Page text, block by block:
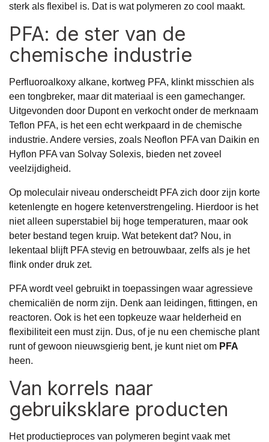
sterk als flexibel is. Dat is wat polymeren zo cool maakt.
PFA: de ster van de
chemische industrie
Perfluoroalkoxy alkane, kortweg PFA, klinkt misschien als
een tongbreker, maar dit materiaal is een gamechanger.
Uitgevonden door Dupont en verkocht onder de merknaam
Teflon PFA, is het een echt werkpaard in de chemische
industrie. Andere versies, zoals Neoflon PFA van Daikin en
Hyflon PFA van Solvay Solexis, bieden net zoveel
veelzijdigheid.
Op moleculair niveau onderscheidt PFA zich door zijn korte
ketenlengte en hogere ketenverstrengeling. Hierdoor is het
niet alleen superstabiel bij hoge temperaturen, maar ook
beter bestand tegen kruip. Wat betekent dat? Nou, in
lekentaal blijft PFA stevig en betrouwbaar, zelfs als je het
flink onder druk zet.
PFA wordt veel gebruikt in toepassingen waar agressieve
chemicaliën de norm zijn. Denk aan leidingen, fittingen, en
reactoren. Ook is het een topkeuze waar helderheid en
flexibiliteit een must zijn. Dus, of je nu een chemische plant
runt of gewoon nieuwsgierig bent, je kunt niet om PFA
heen.
Van korrels naar
gebruiksklare producten
Het productieproces van polymeren begint vaak met